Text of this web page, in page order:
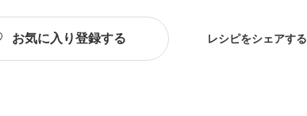
お気に入り登録する レシピをシェアする